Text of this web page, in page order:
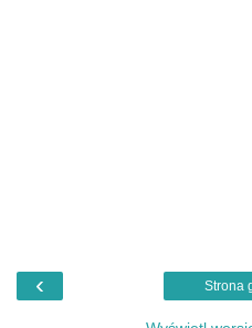
‹ Strona